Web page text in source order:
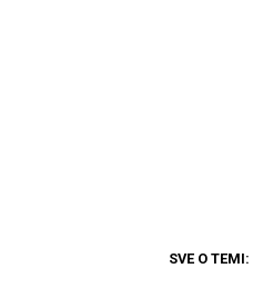
SVE O TEMI: